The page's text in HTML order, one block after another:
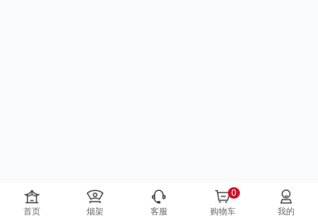
首页 烟架 客服 购物车
0
我的